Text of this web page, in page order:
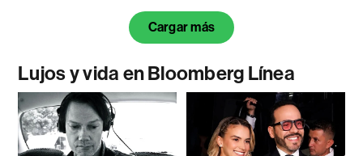
Cargar más
Lujos y vida en Bloomberg Línea